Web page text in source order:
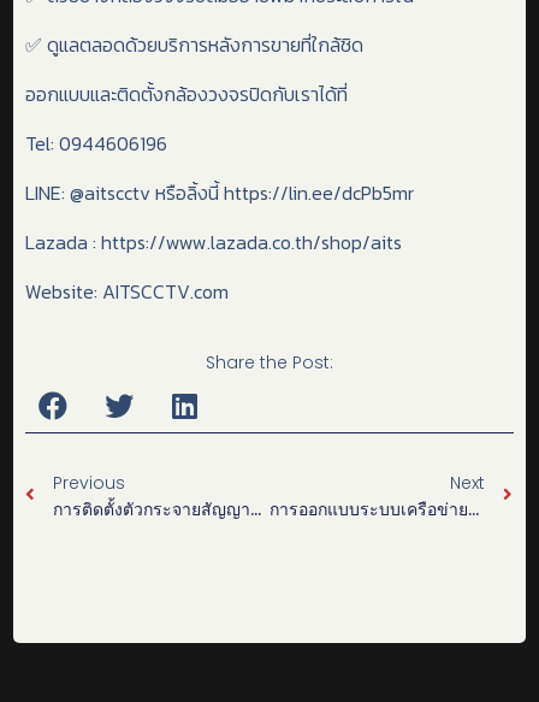
✅ ดูแลตลอดด้วยบริการหลังการขายที่ใกล้ชิด
ออกแบบและติดตั้งกล้องวงจรปิดกับเราได้ที่
Tel: 0944606196
LINE: @aitscctv หรือลิ้งนี้ https://lin.ee/dcPb5mr
Lazada : https://www.lazada.co.th/shop/aits
Website: AITSCCTV.com
Share the Post:
Previous
การติดตั้งตัวกระจายสัญญาณ Wi-Fi: เพิ่มประสิทธิภาพการเชื่อมต่อในบ้านคุณ
Next
การออกแบบระบบเครือข่ายภายในบ้านณหมู่บ้านย่านพระราม 5